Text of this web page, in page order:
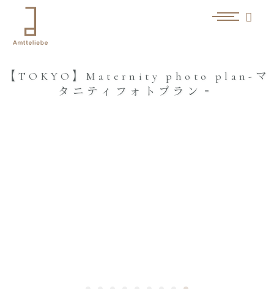
【TOKYO】Maternity photo plan-マ
タニティフォトプラン‐